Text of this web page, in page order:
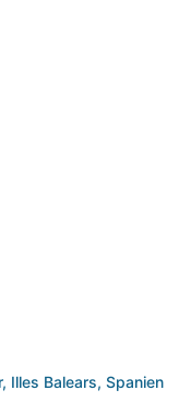
Illes Balears, Spanien